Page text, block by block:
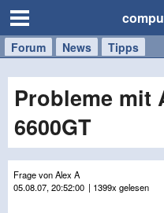
Forum News Tipps
Handy
Tablet
Windows
Mac
Probleme mit
6600GT
Frage von Alex A
05.08.07, 20:52:00 | 1399x gelesen